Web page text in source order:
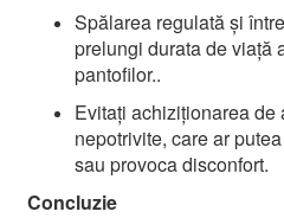
Spălarea regulată și
prelungi durata de viață
pantofilor..
Evitați achiziționarea de
nepotrivite, care ar
sau provoca disconfort.
Concluzie